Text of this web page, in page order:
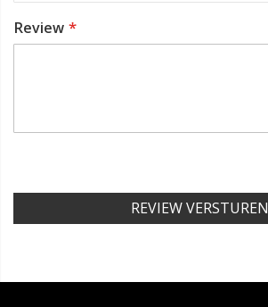
Review
REVIEW VERSTUREN